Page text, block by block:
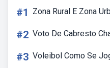
#1 Zona Rural E Zona
#2 Voto De Cabresto
#3 Voleibol Como Se